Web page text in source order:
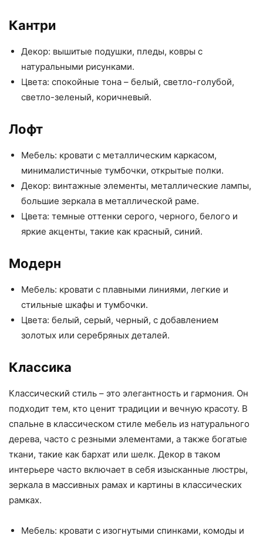
Кантри
Декор: вышитые подушки, пледы, ковры с
натуральными рисунками.
Цвета: спокойные тона – белый, светло-голубой,
светло-зеленый, коричневый.
Лофт
Мебель: кровати с металлическим каркасом,
минималистичные тумбочки, открытые полки.
Декор: винтажные элементы, металлические лампы,
большие зеркала в металлической раме.
Цвета: темные оттенки серого, черного, белого и
яркие акценты, такие как красный, синий.
Модерн
Мебель: кровати с плавными линиями, легкие и
стильные шкафы и тумбочки.
Цвета: белый, серый, черный, с добавлением
золотых или серебряных деталей.
Классика
Классический стиль – это элегантность и гармония. Он
подходит тем, кто ценит традиции и вечную красоту. В
спальне в классическом стиле мебель из натурального
дерева, часто с резными элементами, а также богатые
ткани, такие как бархат или шелк. Декор в таком
интерьере часто включает в себя изысканные люстры,
зеркала в массивных рамах и картины в классических
рамках.
Мебель: кровати с изогнутыми спинками, комоды и